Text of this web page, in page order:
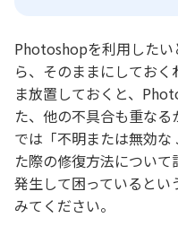
Photoshopを利用したい
ら、そのままにしてお
ま放置しておくと、
た、他の不具合も重な
では「不明または無効な
た際の修復方法につい
発生して困っているとい
みてください。